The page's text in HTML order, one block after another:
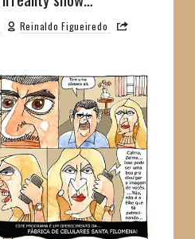
Reinaldo Figueiredo